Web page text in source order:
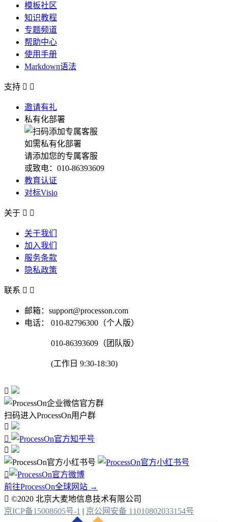
模板社区
知识教程
专题频道
帮助中心
使用手册
Markdown语法
支持  
邀请有礼
私有化部署
如需私有化部署
请添加您的专属客服
或致电：010-86393609
教育认证
对标Visio
关于  
关于我们
加入我们
服务条款
隐私政策
联系  
邮箱：support@processon.com
电话：
010-82796300（个人版）
010-86393609（团队版）
(工作日 9:30-18:30)

扫码进入ProcessOn用户群




前往ProcessOn全球网站 →
 ©2020 北京大麦地信息技术有限公司
京ICP备15008605号-1 | 京公网安备 11010802033154号